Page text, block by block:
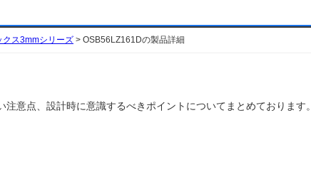
クス3mmシリーズ > OSB56LZ161Dの製品詳細
意点、設計時に意識するべきポイントについてまとめております。